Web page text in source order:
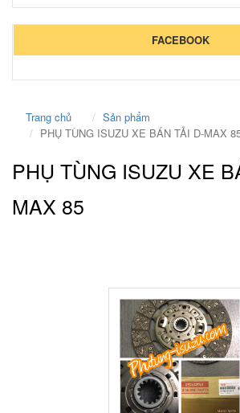
FACEBOOK
Trang chủ
Sản phẩm
PHỤ TÙNG ISUZU XE BÁN TẢI D-MAX
PHỤ TÙNG ISUZU XE
MAX 85